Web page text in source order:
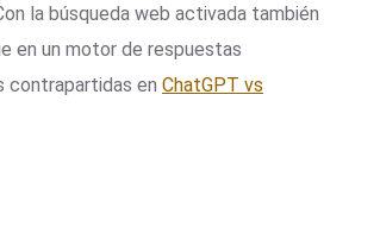
la búsqueda web activada también
en un motor de respuestas
contrapartidas enChatGPT vs